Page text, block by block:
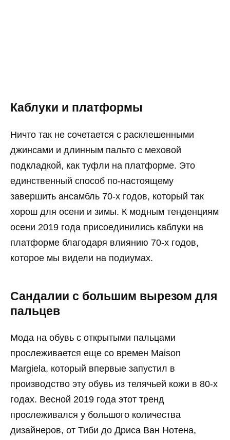
Каблуки и платформы
Ничто так не сочетается с расклешенными
джинсами и длинным пальто с меховой
подкладкой, как туфли на платформе. Это
единственный способ по-настоящему
завершить ансамбль 70-х годов, который так
хорош для осени и зимы. К модным тенденциям
осени 2019 года присоединились каблуки на
платформе благодаря влиянию 70-х годов,
которое мы видели на подиумах.
Сандалии с большим вырезом для
пальцев
Мода на обувь с открытыми пальцами
прослеживается еще со времен Maison
Margiela, который впервые запустил в
производство эту обувь из телячьей кожи в 80-х
годах. Весной 2019 года этот тренд
прослеживался у большого количества
дизайнеров, от Тиби до Дриса Ван Нотена,